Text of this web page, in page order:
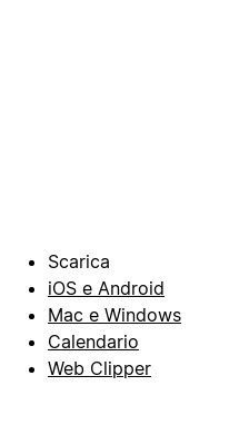
Scarica
iOS e Android
Mac e Windows
Calendario
Web Clipper